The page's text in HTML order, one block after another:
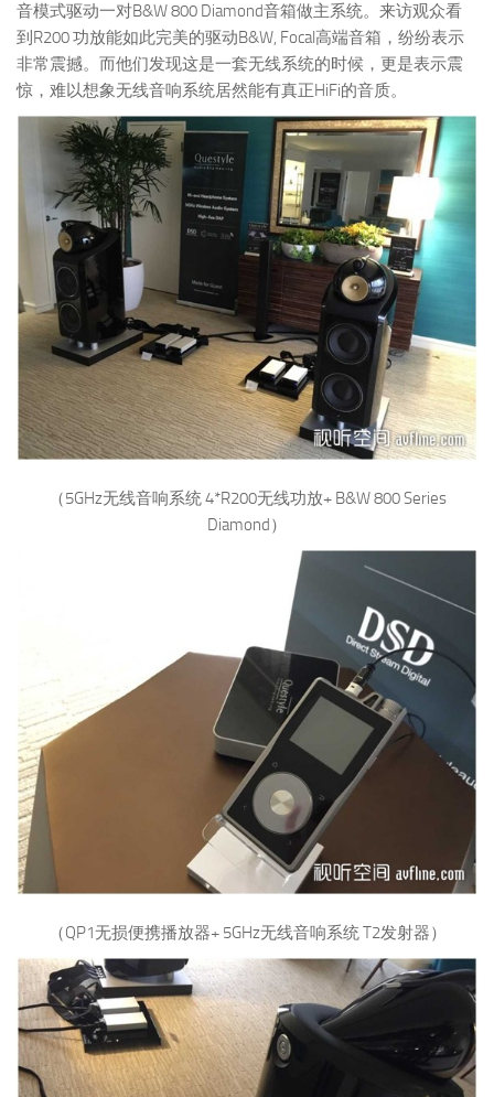
音模式驱动一对B&W 800 Diamond音箱做主系统。来访观众看
到R200 功放能如此完美的驱动B&W, Focal高端音箱，纷纷表示
非常震撼。而他们发现这是一套无线系统的时候，更是表示震
惊，难以想象无线音响系统居然能有真正HiFi的音质。
（5GHz无线音响系统 4*R200无线功放+ B&W 800 Series
Diamond）
（QP1无损便携播放器+ 5GHz无线音响系统 T2发射器）